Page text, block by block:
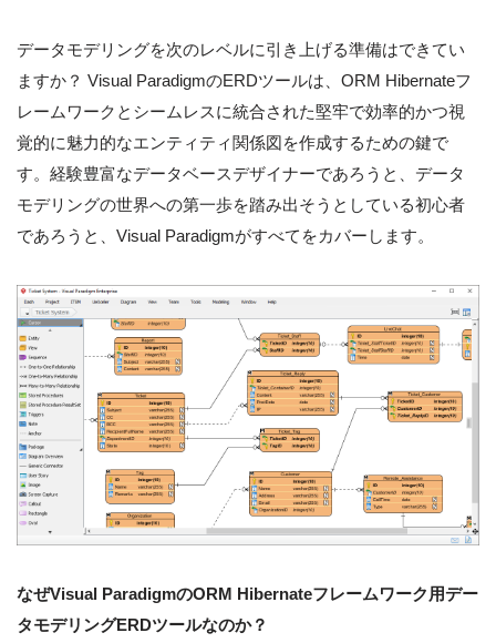
データモデリングを次のレベルに引き上げる準備はできてい
ますか？ Visual ParadigmのERDツールは、ORM Hibernateフ
レームワークとシームレスに統合された堅牢で効率的かつ視
覚的に魅力的なエンティティ関係図を作成するための鍵で
す。経験豊富なデータベースデザイナーであろうと、データ
モデリングの世界への第一歩を踏み出そうとしている初心者
であろうと、Visual Paradigmがすべてをカバーします。
なぜVisual ParadigmのORM Hibernateフレームワーク用デー
タモデリングERDツールなのか？